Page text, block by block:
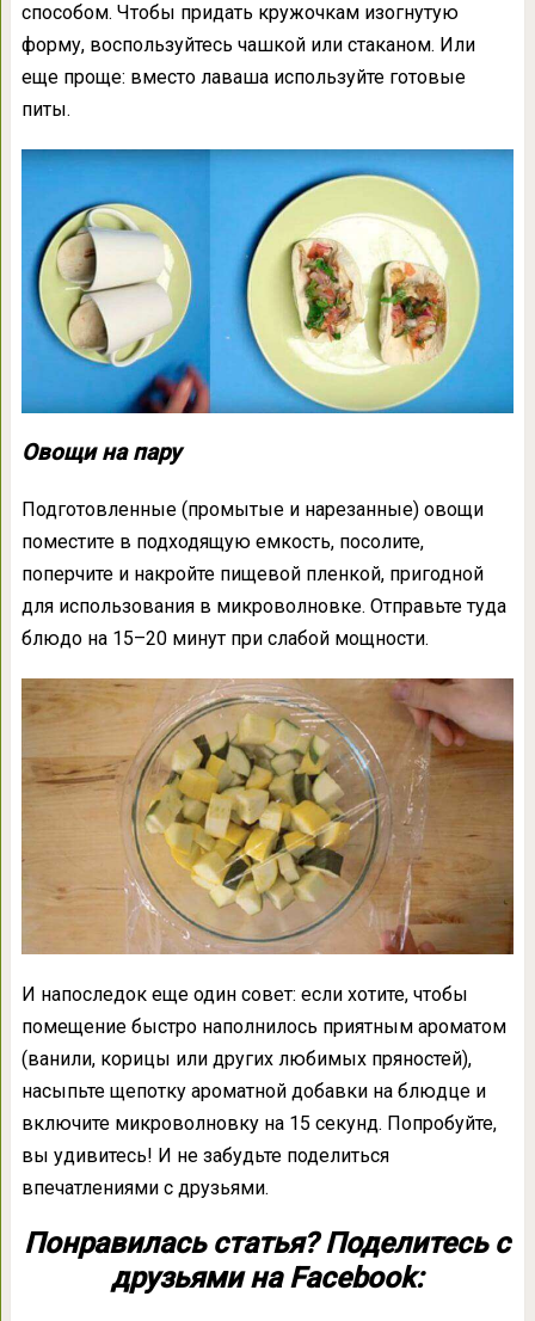
способом. Чтобы придать кружочкам изогнутую
форму, воспользуйтесь чашкой или стаканом. Или
еще проще: вместо лаваша используйте готовые
питы.
Овощи на пару
Подготовленные (промытые и нарезанные) овощи
поместите в подходящую емкость, посолите,
поперчите и накройте пищевой пленкой, пригодной
для использования в микроволновке. Отправьте туда
блюдо на 15–20 минут при слабой мощности.
И напоследок еще один совет: если хотите, чтобы
помещение быстро наполнилось приятным ароматом
(ванили, корицы или других любимых пряностей),
насыпьте щепотку ароматной добавки на блюдце и
включите микроволновку на 15 секунд. Попробуйте,
вы удивитесь! И не забудьте поделиться
впечатлениями с друзьями.
Понравилась статья? Поделитесь с
друзьями на Facebook: